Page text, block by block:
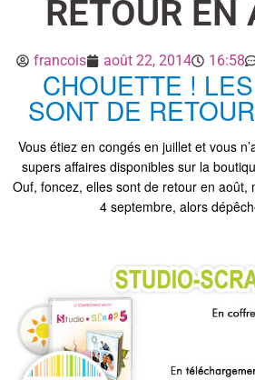
RETOUR EN
francois août 22, 2014 16:58
CHOUETTE !
SONT DE
Vous étiez en congés en juillet et vous
supers affaires disponibles sur la
Ouf, foncez, elles sont de retour en août,
4 septembre, alors